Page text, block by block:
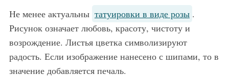
Не менее актуальны татуировки в виде розы .
Рисунок означает любовь, красоту, чистоту и
возрождение. Листья цветка символизируют
радость. Если изображение нанесено с шипами, то в
значение добавляется печаль.